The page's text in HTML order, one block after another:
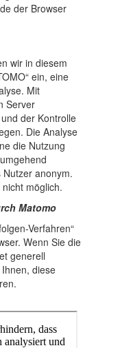
der Browser
wir in diesem
ein, eine
Mit
Server
der Kontrolle
Die Analyse
die Nutzung
anonym.
möglich.
Matomo
Verfahren“
Wenn Sie die
generell
diese